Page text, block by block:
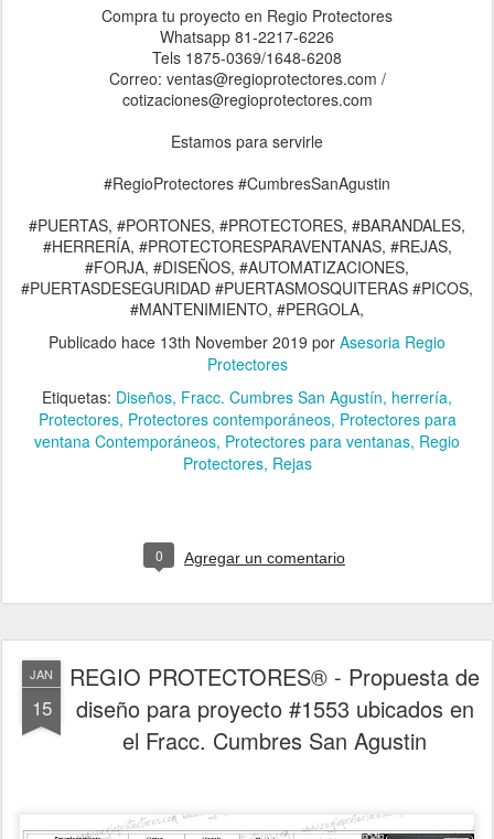
Compra tu proyecto en Regio Protectores
Whatsapp 81-2217-6226
Tels 1875-0369/1648-6208
Correo: ventas@regioprotectores.com /
cotizaciones@regioprotectores.com
Estamos para servirle
#RegioProtectores #CumbresSanAgustin
#PUERTAS, #PORTONES, #PROTECTORES, #BARANDALES,
#HERRERÍA, #PROTECTORESPARAVENTANAS, #REJAS,
#FORJA, #DISEÑOS, #AUTOMATIZACIONES,
#PUERTASDESEGURIDAD #PUERTASMOSQUITERAS #PICOS,
#MANTENIMIENTO, #PERGOLA,
Publicado hace 13th November 2019 por Asesoria Regio
Protectores
Etiquetas: Diseños Fracc. Cumbres San Agustín herrería
Protectores Protectores contemporáneos Protectores para
ventana Contemporáneos Protectores para ventanas Regio
Protectores Rejas
0 Agregar un comentario
JAN
15
REGIO PROTECTORES® - Propuesta de
diseño para proyecto #1553 ubicados en
el Fracc. Cumbres San Agustin